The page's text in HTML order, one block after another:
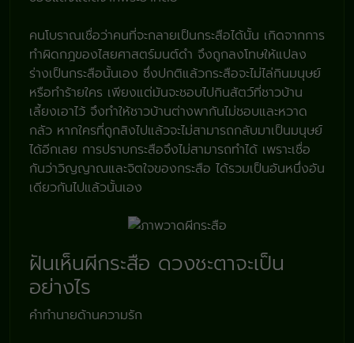
คนโบราณเชื่อว่าคนที่จะกลายเป็นกระสือได้นั้น เกิดจากการ
ทำผิดกฎของไสยศาสตร์มนต์ดำ จึงถูกลงโทษให้แปลง
ร่างเป็นกระสือนั้นเอง ซึ่งปกติแล้วกระสือจะไม่ไล่กินมนุษย์
หรือทำร้ายใคร เพียงแต่มันจะชอบไปกินสัตว์ที่ชาวบ้าน
เลี้ยงเอาไว้ จึงทำให้ชาวบ้านต่างพากันไม่ชอบและหวาด
กลัว หากใครที่ถูกสิงไปแล้วจะไม่สามารถกลับมาเป็นมนุษย์
ได้อีกเลย การปราบกระสือจึงไม่สามารถทำได้ เพราะเชื่อ
กันว่าวิญญาณและจิตใจของกระสือ ได้รวมเป็นอันหนึ่งอัน
เดียวกันไปแล้วนั้นเอง
ฝันเห็นผีกระสือ ดวงชะตาจะเป็น
อย่างไร
คำทำนายด้านความรัก